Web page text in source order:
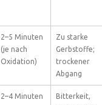
2–5 Minuten
(je nach
Oxidation)
Zu starke
Gerbstoffe;
trockener
Abgang
2–4 Minuten
Bitterkeit,